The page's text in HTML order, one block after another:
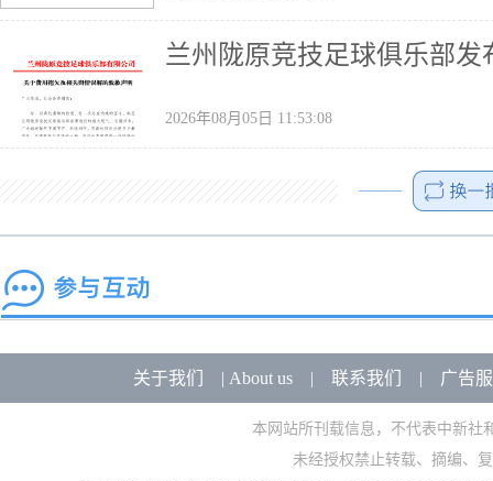
兰州陇原竞技足球俱乐部发
2026年08月05日 11:53:08
关于我们 | About us| 联系我们 | 广告
本网站所刊载信息，不代表中新社
未经授权禁止转载、摘编、